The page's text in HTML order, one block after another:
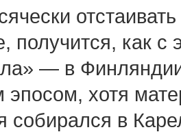
получится, как с
— в
хотя
собирался в